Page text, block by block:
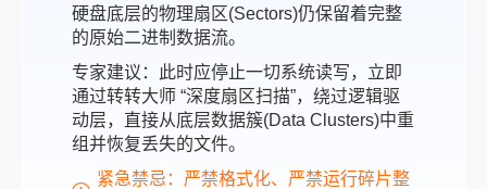
硬盘底层的物理扇区(Sectors)仍保留着完整
的原始二进制数据流。
专家建议：此时应停止一切系统读写，立即
通过转转大师 “深度扇区扫描”，绕过逻辑驱
动层，直接从底层数据簇(Data Clusters)中重
组并恢复丢失的文件。
紧急禁忌：严禁格式化、严禁运行碎片整